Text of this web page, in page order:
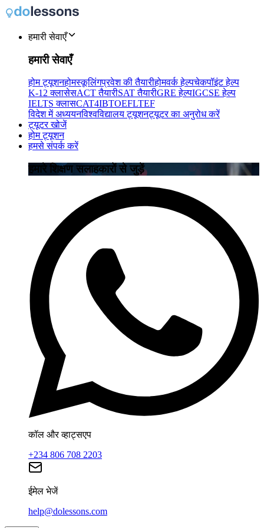
हमारी सेवाएँ
हमारी सेवाएँ
होम ट्यूशनहोमस्कूलिंगप्रवेश की तैयारीहोमवर्क हेल्पचेकपॉइंट हेल्प
K-12 क्लासेसACT तैयारीSAT तैयारीGRE हेल्पIGCSE हेल्प
IELTS क्लासCAT4IBTOEFLTEF
विदेश में अध्ययनविश्वविद्यालय ट्यूशनट्यूटर का अनुरोध करें
ट्यूटर खोजें
होम ट्यूशन
हमसे संपर्क करें
हमारे शिक्षण सलाहकारों से जुड़ें
कॉल और व्हाट्सएप
+234 806 708 2203
ईमेल भेजें
help@dolessons.com